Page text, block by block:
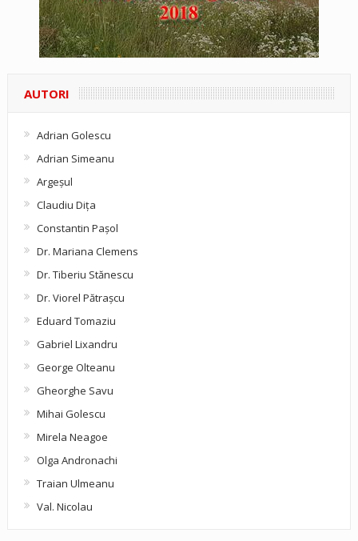
AUTORI
Adrian Golescu
Adrian Simeanu
Argeşul
Claudiu Diţa
Constantin Pașol
Dr. Mariana Clemens
Dr. Tiberiu Stănescu
Dr. Viorel Pătraşcu
Eduard Tomaziu
Gabriel Lixandru
George Olteanu
Gheorghe Savu
Mihai Golescu
Mirela Neagoe
Olga Andronachi
Traian Ulmeanu
Val. Nicolau